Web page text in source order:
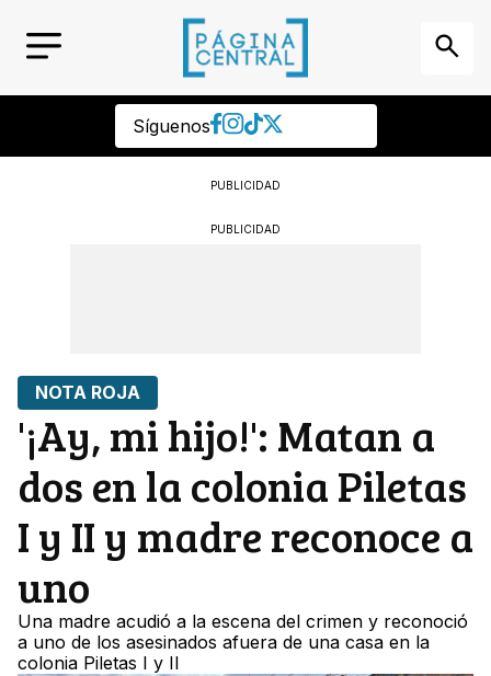
Síguenos
PUBLICIDAD
PUBLICIDAD
NOTA ROJA
'¡Ay, mi hijo!': Matan a
dos en la colonia Piletas
I y II y madre reconoce a
uno
Una madre acudió a la escena del crimen y reconoció
a uno de los asesinados afuera de una casa en la
colonia Piletas I y II